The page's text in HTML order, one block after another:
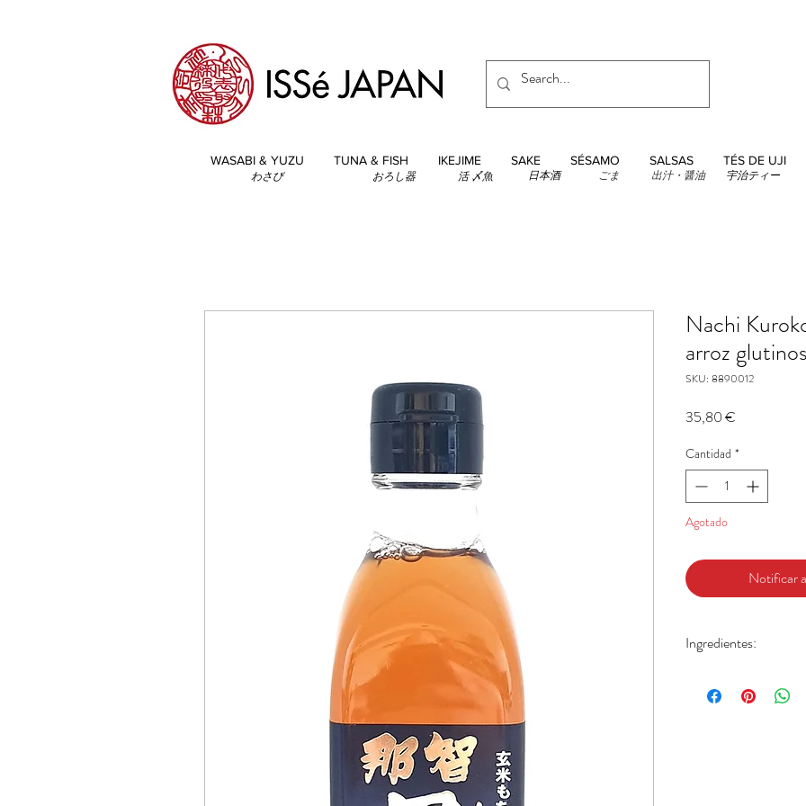
WASABI & YUZU TUNA & FISH IKEJIME SAKE SÉSAMO SALSAS TÉS DE UJI
日本酒 出汁・醤油
ごま 宇治ティー
活 〆魚
おろし器
わさび
Nachi
arroz
SKU: 8890012
35,80 €
Cantidad *
Agotado
Notificar
Ingredientes: